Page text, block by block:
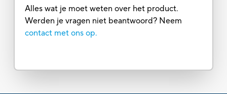
Alles wat je moet weten over het product.
Werden je vragen niet beantwoord? Neem
contact met ons op.